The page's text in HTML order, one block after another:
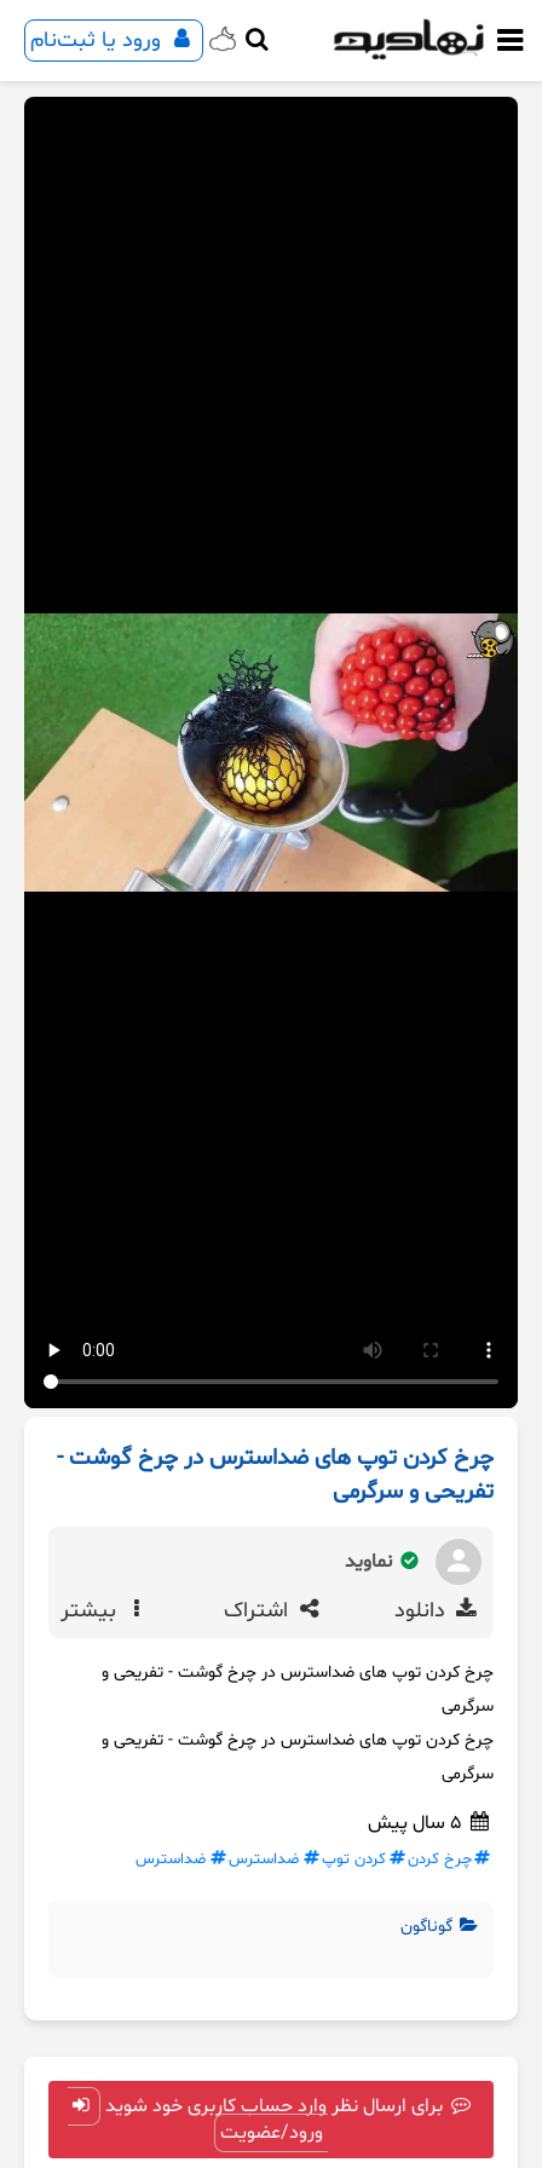
ورود یا ثبت‌نام
چرخ کردن توپ های ضداسترس در چرخ گوشت -
تفریحی و سرگرمی
نماوید
دانلود اشتراک بیشتر
چرخ کردن توپ های ضداسترس در چرخ گوشت - تفریحی و
سرگرمی
چرخ کردن توپ های ضداسترس در چرخ گوشت - تفریحی و
سرگرمی
چرخ کردن کردن توپ ضداسترس ضداسترس
گوناگون
برای ارسال نظر وارد حساب کاربری خود شوید
ورود/عضویت